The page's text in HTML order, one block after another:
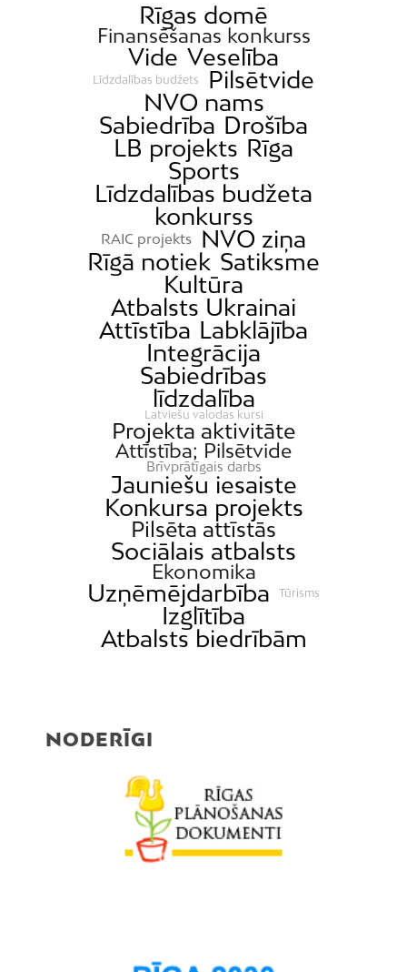
Rīgas domē
Finansēšanas konkurss
Vide Veselība
Līdzdalības budžets
Pilsētvide
NVO nams
Sabiedrība Drošība
LB projekts Rīga
Sports
Līdzdalības budžeta
konkurss
RAIC projekts
NVO ziņa
Rīgā notiek Satiksme
Kultūra
Atbalsts Ukrainai
Attīstība Labklājība
Integrācija
Sabiedrības
līdzdalība
Latviešu valodas kursi
Projekta aktivitāte
Attīstība; Pilsētvide
Brīvprātīgais darbs
Jauniešu iesaiste
Konkursa projekts
Pilsēta attīstās
Sociālais atbalsts
Ekonomika
Uzņēmējdarbība Tūrisms
Izglītība
Atbalsts biedrībām
NODERĪGI